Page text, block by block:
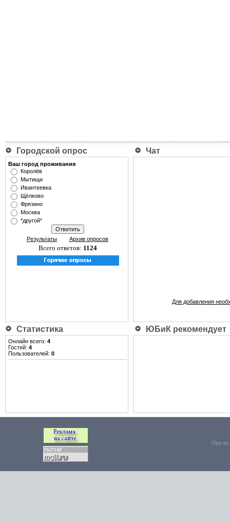
Городской опрос Чат
Ваш город проживания
Королёв
Мытищи
Ивантеевка
Щёлково
Фрязино
Москва
*другой*
Результаты Архив опросов
Всего ответов: 1124
Для добавления
Статистика ЮБиК рекомендует
Онлайн всего: 4
Гостей: 4
Пользователей: 0
При